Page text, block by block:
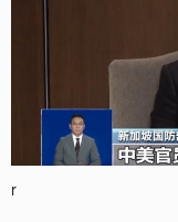
r